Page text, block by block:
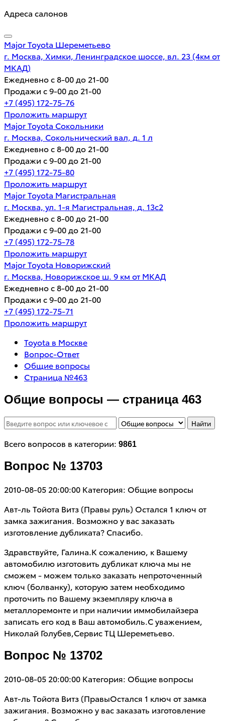
Адреса салонов
Major Toyota Шереметьево
г. Москва, Химки, Ленинградское шоссе, вл. 23 (4км от
МКАД)
Ежедневно с 8-00 до 21-00
Продажи с 9-00 до 21-00
+7 (495) 172-75-76
Проложить маршрут
Major Toyota Сокольники
г. Москва, Сокольнический вал, д. 1 л
Ежедневно с 8-00 до 21-00
Продажи с 9-00 до 21-00
+7 (495) 172-75-80
Проложить маршрут
Major Toyota Магистральная
г. Москва, ул. 1-я Магистральная, д. 13с2
Ежедневно с 8-00 до 21-00
Продажи с 9-00 до 21-00
+7 (495) 172-75-78
Проложить маршрут
Major Toyota Новорижский
г. Москва, Новорижское ш. 9 км от МКАД
Ежедневно с 8-00 до 21-00
Продажи с 9-00 до 21-00
+7 (495) 172-75-71
Проложить маршрут
Toyota в Москве
Вопрос-Ответ
Общие вопросы
Страница №463
Общие вопросы — страница 463
Найти
Всего вопросов в категории: 9861
Вопрос № 13703
2010-08-05 20:00:00 Категория: Общие вопросы
Авт-ль Тойота Витз (Правы руль) Остался 1 ключ от
замка зажигания. Возможно у вас заказать
изготовление дубликата? Спасибо.
Здравствуйте, Галина.К сожалению, к Вашему
автомобилю изготовить дубликат ключа мы не
сможем - можем только заказать непроточенный
ключ (болванку), которую затем необходимо
проточить по Вашему экземпляру ключа в
металлоремонте и при наличии иммобилайзера
записать его код в Ваш автомобиль.С уважением,
Николай Голубев,Сервис ТЦ Шереметьево.
Вопрос № 13702
2010-08-05 20:00:00 Категория: Общие вопросы
Авт-ль Тойота Витз (ПравыОстался 1 ключ от замка
зажигания. Возможно у вас заказать изготовление